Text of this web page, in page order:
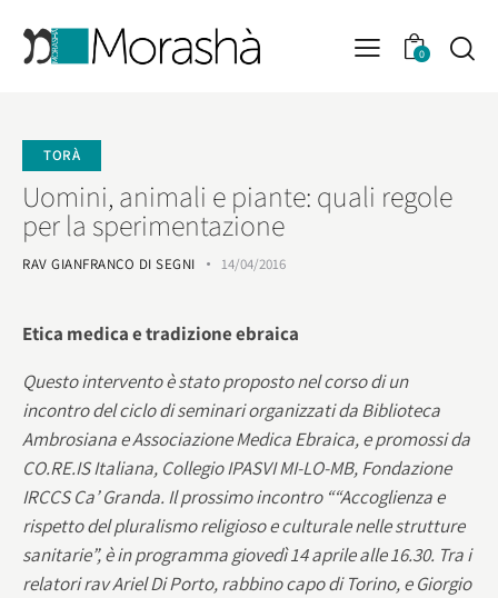
0
TORÀ
Uomini, animali e piante: quali regole
per la sperimentazione
RAV GIANFRANCO DI SEGNI 14/04/2016
Etica medica e tradizione ebraica
Questo intervento è stato proposto nel corso di un
incontro del ciclo di seminari organizzati da Biblioteca
Ambrosiana e Associazione Medica Ebraica, e promossi da
CO.RE.IS Italiana, Collegio IPASVI MI‐LO‐MB, Fondazione
IRCCS Ca’ Granda. Il prossimo incontro ““Accoglienza e
rispetto del pluralismo religioso e culturale nelle strutture
sanitarie”, è in programma giovedì 14 aprile alle 16.30. Tra i
relatori rav Ariel Di Porto, rabbino capo di Torino, e Giorgio